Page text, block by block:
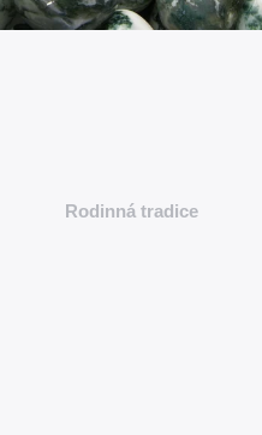
Rodinná tradice